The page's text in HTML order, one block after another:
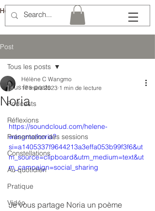
Hélène Lémery
Post
Tous les posts
Podcasts
Réflexions
Présentation des sessions
Constellations
Au quotidien
Pratique
Vidéo
Tous les posts
Noria
Hélène C Wangmo
17 mars 2023 1 min de lecture
https://soundcloud.com/helene-
wangmo/noria?
si=a1405337f9644213a3effa053b99f3f6&ut
m_source=clipboard&utm_medium=text&ut
m_campaign=social_sharing
Je vous partage Noria un poème